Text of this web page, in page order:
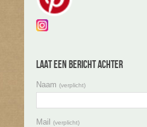
Laat een bericht achter
Naam (verplicht)
Mail (verplicht)